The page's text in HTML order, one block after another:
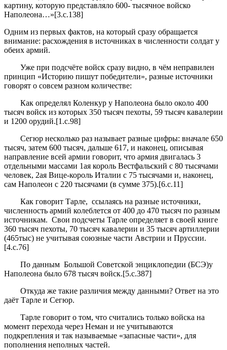
картину, которую представляло 600- тысячное войско
Наполеона…»[3.с.138]
Одним из первых фактов, на который сразу обращается
внимание: расхождения в источниках в численности солдат у
обеих армий.
Уже при подсчёте войск сразу видно, в чём неправилен
принцип «Историю пишут победители», разные источники
говорят о совсем разном количестве:
Как определял Коленкур у Наполеона было около 400
тысяч войск из которых 350 тысяч пехоты, 59 тысяч кавалерии
и 1200 орудий.[1.с.98]
Сегюр несколько раз называет разные цифры: вначале 650
тысяч, затем 600 тысяч, дальше 617, и наконец, описывая
направление всей армии говорит, что армия двигалась 3
отдельными массами 1ая король Вестфальский с 80 тысячами
человек, 2ая Вице-король Италии с 75 тысячами и, наконец,
сам Наполеон с 220 тысячами (в сумме 375).[6.с.11]
Как говорит Тарле, ссылаясь на разные источники,
численность армий колеблется от 400 до 470 тысяч по разным
источникам. Свои подсчеты Тарле определяет в своей книге
360 тысяч пехоты, 70 тысяч кавалерии и 35 тысяч артиллерии
(465тыс) не учитывая союзные части Австрии и Пруссии.
[4.с.76]
По данным Большой Советской энциклопедии (БСЭ)у
Наполеона было 678 тысяч войск.[5.с.387]
Откуда же такие различия между данными? Ответ на это
даёт Тарле и Сегюр.
Тарле говорит о том, что считались только войска на
момент перехода через Неман и не учитываются
подкрепления и так называемые «запасные части», для
пополнения неполных частей.